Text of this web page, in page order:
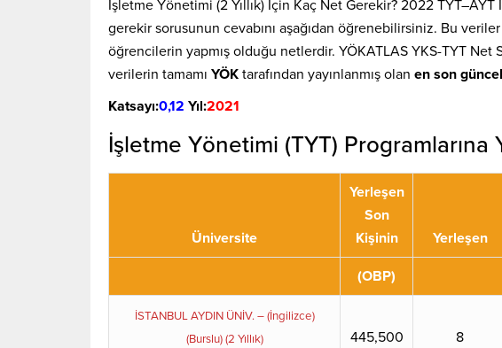
İşletme Yönetimi (2 Yıllık) İçin Kaç Net Gerekir? 2022
gerekir sorusunun cevabını aşağıdan öğrenebilirsiniz. Bu
öğrencilerin yapmış olduğu netlerdir. YÖKATLAS YKS-TYT Net
verilerin tamamı YÖK tarafından yayınlanmış olan en son
Katsayı:0,12 Yıl:2021
İşletme Yönetimi (TYT) Programlarına
Üniversite
Yerleşen
Son
Kişinin
Yerleşen
(OBP)
İSTANBUL AYDIN ÜNİV. – (İngilizce)
(Burslu) (2 Yıllık)
445,500 8